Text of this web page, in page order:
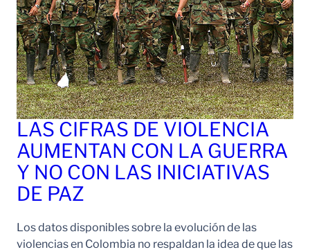
LAS CIFRAS DE VIOLENCIA
AUMENTAN CON LA GUERRA
Y NO CON LAS INICIATIVAS
DE PAZ
Los datos disponibles sobre la evolución de las
violencias en Colombia no respaldan la idea de que las